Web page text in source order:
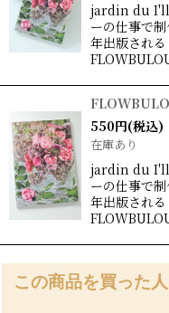
jardin du
ーの仕事で
年出版され
550円(税込)
在庫あり
jardin du
ーの仕事で
年出版され
この商品を買った